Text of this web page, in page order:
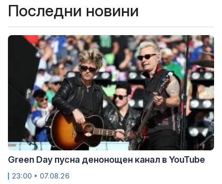
Последни новини
Green Day пусна денонощен канал в YouTube
23:00 • 07.08.26